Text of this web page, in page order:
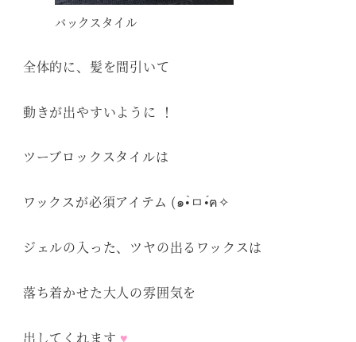
バックスタイル
全体的に、髪を間引いて
動きが出やすいように ！
ツーブロックスタイルは
ワックスが必須アイテム (๑•̀ㅁ•́ฅ✧
ジェルの入った、ツヤの出るワックスは
落ち着かせた大人の雰囲気を
出してくれます ♥